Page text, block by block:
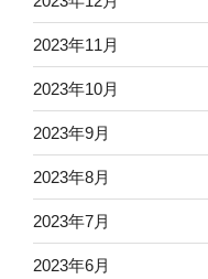
2023年11月
2023年10月
2023年9月
2023年8月
2023年7月
2023年6月